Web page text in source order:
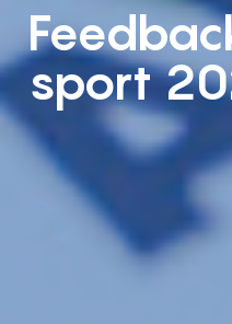
sport